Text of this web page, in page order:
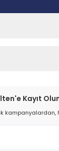
Kayıt